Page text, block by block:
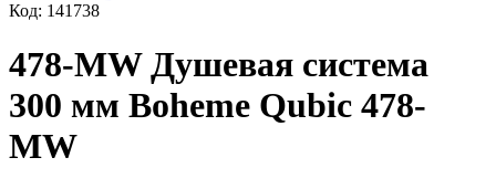
Код: 141738
478-MW Душевая система
300 мм Boheme Qubic 478-
MW